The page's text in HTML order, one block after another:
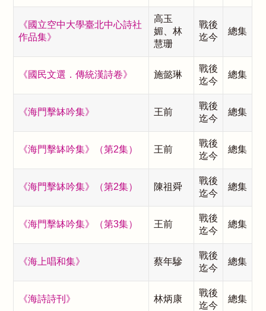
《國立空中大學臺北中心詩社
作品集》
高玉
媚、林
慧珊
戰後
迄今
總集
《國民文選．傳統漢詩卷》 施懿琳
戰後
迄今
總集
《海門擊缽吟集》 王前
戰後
迄今
總集
《海門擊缽吟集》（第2集） 王前
戰後
迄今
總集
《海門擊缽吟集》（第2集） 陳祖舜
戰後
迄今
總集
《海門擊缽吟集》（第3集） 王前
戰後
迄今
總集
《海上唱和集》 蔡年驂
戰後
迄今
總集
《海詩詩刊》 林炳康
戰後
迄今
總集